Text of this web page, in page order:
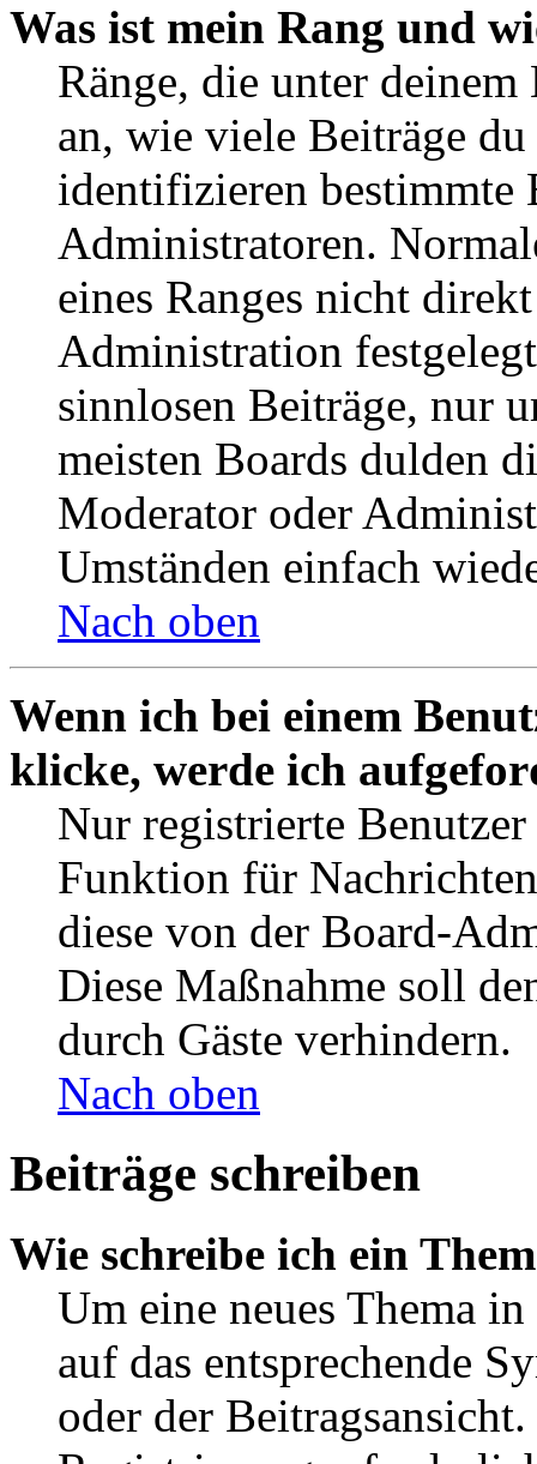
Was ist mein Rang und
Ränge, die unter deinem
an, wie viele Beiträge
identifizieren bestimmte
Administratoren.
eines Ranges nicht
Administration
sinnlosen Beiträge, nur
meisten Boards dulden
Moderator oder
Umständen einfach
Nach oben
Wenn ich bei einem
klicke, werde ich
Nur registrierte
Funktion für
diese von der Board-
Diese Maßnahme soll
durch Gäste verhindern.
Nach oben
Beiträge schreiben
Wie schreibe ich ein
Um eine neues Thema
auf das entsprechende
oder der